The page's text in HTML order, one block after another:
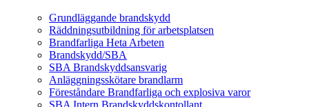
Grundläggande brandskydd
Räddningsutbildning för arbetsplatsen
Brandfarliga Heta Arbeten
Brandskydd/SBA
SBA Brandskyddsansvarig
Anläggningsskötare brandlarm
Föreståndare Brandfarliga och explosiva varor
SBA Intern Brandskyddskontollant